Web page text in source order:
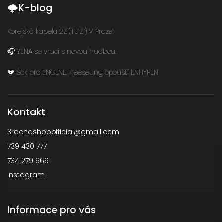
🌩K-blog
Korejská kapela 2Z (TU:ZI) V Praze!
🎧 YENA se vrací s novou hudbou.
💔 Šok pro ENGENE: Heeseung opouští ENHYPEN
Kontakt
3rachashopofficial@gmail.com
739 430 777
734 279 969
Instagram
Informace pro vás